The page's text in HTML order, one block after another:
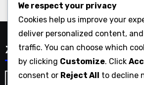
Zoeken
Search
We respect your privacy
Cookies help us improve your
deliver personalized content,
traffic. You can choose which
by clicking Customize. Click
consent or Reject All to decline